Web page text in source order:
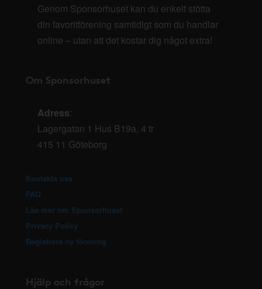
Genom Sponsorhuset kan du enkelt stötta
din favoritförening samtidigt som du handlar
online – utan att det kostar dig något extra!
Om Sponsorhuset
Adress:
Lagergatan 1 Hus B19a, 4 tr
415 11 Göteborg
Kontakta oss
FAQ
Läs mer om Sponsorhuset
Privacy Policy
Registrera ny förening
Hjälp och frågor